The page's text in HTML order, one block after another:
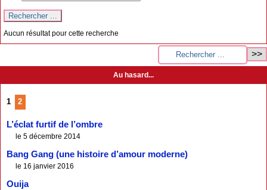
Aucun résultat pour cette recherche
Au hasard...
1 2
L’éclat furtif de l’ombre
le 5 décembre 2014
Bang Gang (une histoire d’amour moderne)
le 16 janvier 2016
Ouija